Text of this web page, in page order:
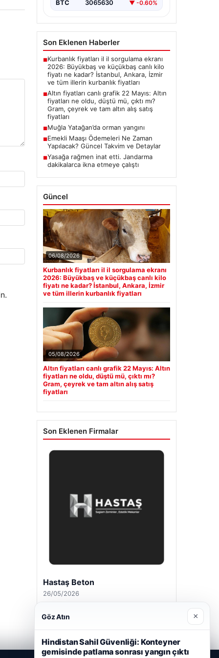
BTC 3065630 ▼ -0.60%
Son Eklenen Haberler
■Kurbanlık fiyatları il il sorgulama ekranı
2026: Büyükbaş ve küçükbaş canlı kilo
fiyatı ne kadar? İstanbul, Ankara, İzmir
ve tüm illerin kurbanlık fiyatları
■Altın fiyatları canlı grafik 22 Mayıs: Altın
fiyatları ne oldu, düştü mü, çıktı mı?
Gram, çeyrek ve tam altın alış satış
fiyatları
■Muğla Yatağan’da orman yangını
■Emekli Maaşı Ödemeleri Ne Zaman
Yapılacak? Güncel Takvim ve Detaylar
■Yasağa rağmen inat etti. Jandarma
dakikalarca ikna etmeye çalıştı
Güncel
06/08/2026
Kurbanlık fiyatları il il sorgulama ekranı
2026: Büyükbaş ve küçükbaş canlı kilo
fiyatı ne kadar? İstanbul, Ankara, İzmir
ve tüm illerin kurbanlık fiyatları
05/08/2026
Altın fiyatları canlı grafik 22 Mayıs: Altın
fiyatları ne oldu, düştü mü, çıktı mı?
Gram, çeyrek ve tam altın alış satış
fiyatları
Son Eklenen Firmalar
Enes Kaplan Avukatlık Bürosu
28/04/2026
Göz Atın ×
Hindistan Sahil Güvenliği: Konteyner
gemisinde patlama sonrası yangın çıktı